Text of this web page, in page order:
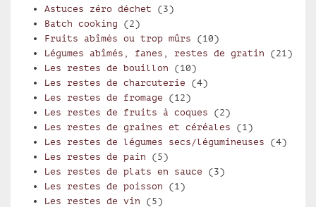
Astuces zéro déchet (3)
Batch cooking (2)
Fruits abîmés ou trop mûrs (10)
Légumes abîmés, fanes, restes de gratin (21)
Les restes de bouillon (10)
Les restes de charcuterie (4)
Les restes de fromage (12)
Les restes de fruits à coques (2)
Les restes de graines et céréales (1)
Les restes de légumes secs/légumineuses (4)
Les restes de pain (5)
Les restes de plats en sauce (3)
Les restes de poisson (1)
Les restes de vin (5)